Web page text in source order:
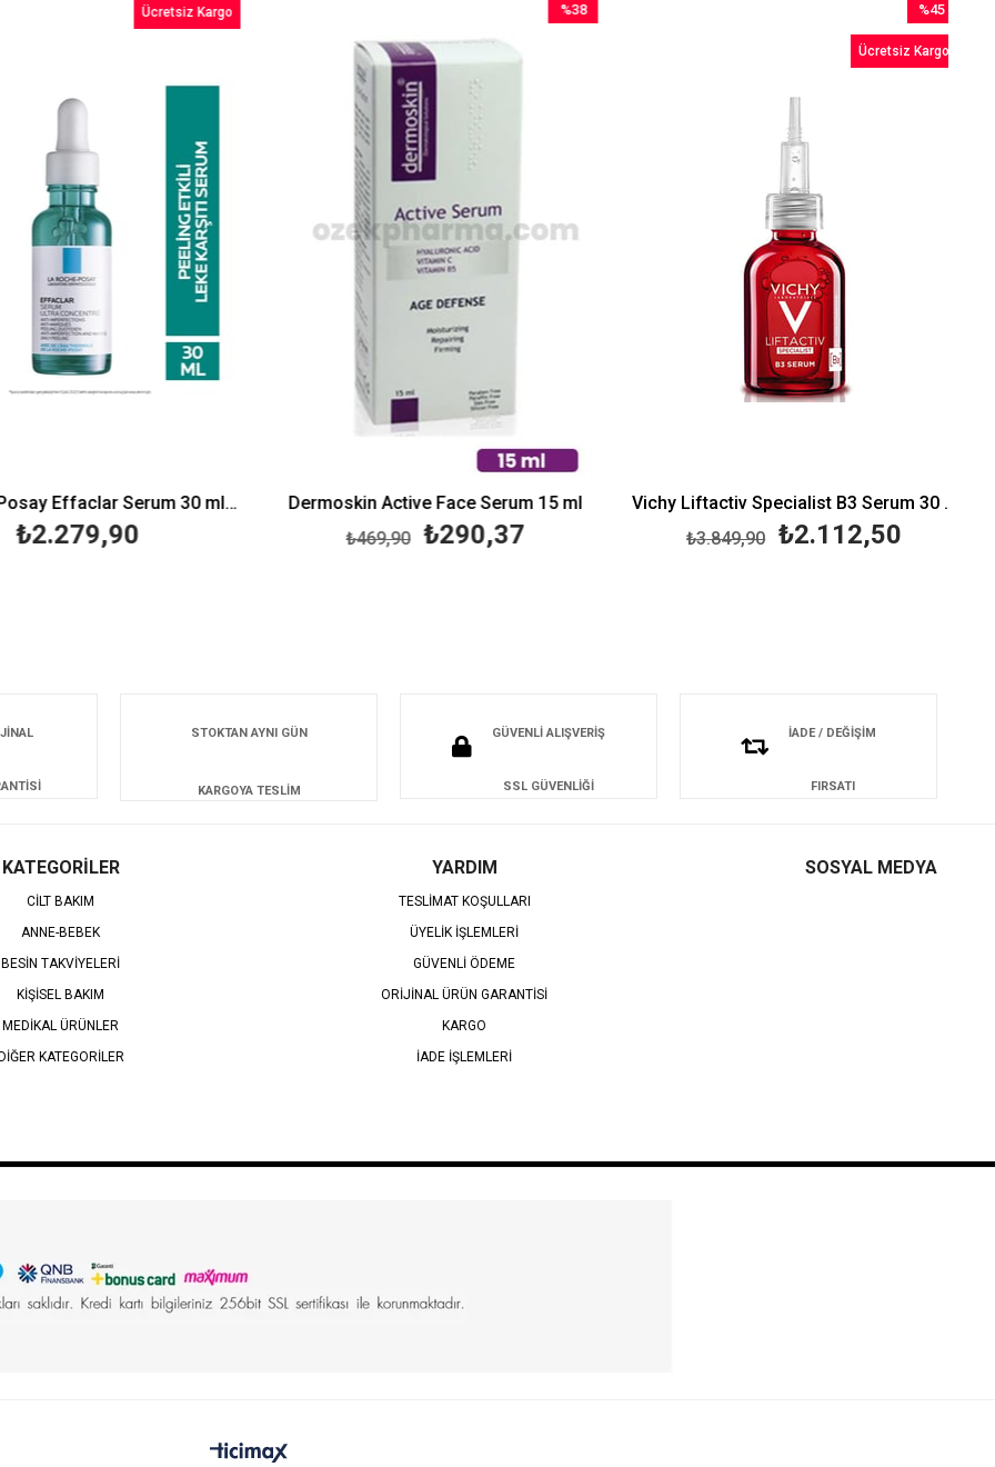
La Roche Posay Effaclar Serum 30 ml-Peeling Etkili
₺2.279,90
Ücretsiz Kargo
Dermoskin Active Face Serum 15 ml
₺290,37
₺469,90
%38
Vichy Liftactiv Specialist B3 Serum 30 ml
₺2.112,50
₺3.849,90
%45
İndirim
%45İndirim
Ücretsiz Kargo
STOKTAN AYNI GÜN
KARGOYA TESLİM
GÜVENLİ ALIŞVERİŞ
SSL GÜVENLİĞİ
İADE / DEĞİŞİM
FIRSATI
KATEGORİLER
CİLT BAKIM
ANNE-BEBEK
BESİN TAKVİYELERİ
KİŞİSEL BAKIM
MEDİKAL ÜRÜNLER
DİĞER KATEGORİLER
YARDIM
TESLİMAT KOŞULLARI
ÜYELİK İŞLEMLERİ
GÜVENLİ ÖDEME
ORİJİNAL ÜRÜN GARANTİSİ
KARGO
İADE İŞLEMLERİ
SOSYAL MEDYA